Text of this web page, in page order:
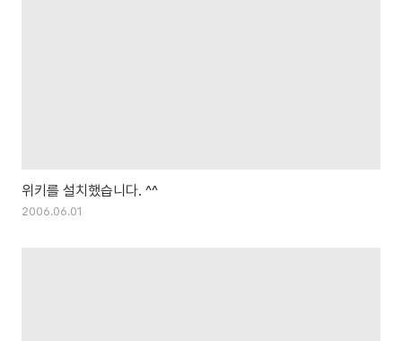
위키를 설치했습니다. ^^
2006.06.01